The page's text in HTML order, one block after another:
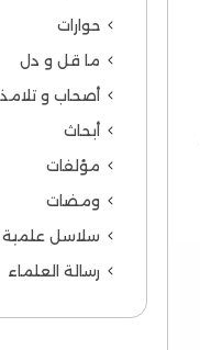
حوارات
ما قل و دل
أصحاب و
أبحاث
مؤلفات
ومضات
سلاسل علمية
رسالة العلماء